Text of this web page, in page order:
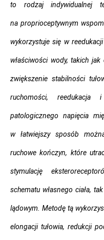
to rodzaj indywidualnej
na proprioceptywnym
wykorzystuje się w
właściwości wody, takich
zwiększenie stabilności
ruchomości,
patologicznego napięcia
w łatwiejszy sposób
ruchowe kończyn, które
stymulację
schematu własnego ciała,
lądowym. Metodę tą
elongacji tułowia, redukcji